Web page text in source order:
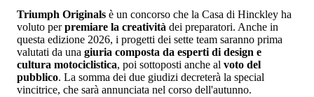
Triumph Originals è un concorso che la Casa di Hinckley ha
voluto perpremiare la creatività dei preparatori. Anche in
questa edizione 2026, i progetti dei sette team saranno prima
valutati da una giuria composta da esperti di design e
cultura motociclistica, poi sottoposti anche al voto del
pubblico. La somma dei due giudizi decreterà la special
vincitrice, che sarà annunciata nel corso dell'autunno.